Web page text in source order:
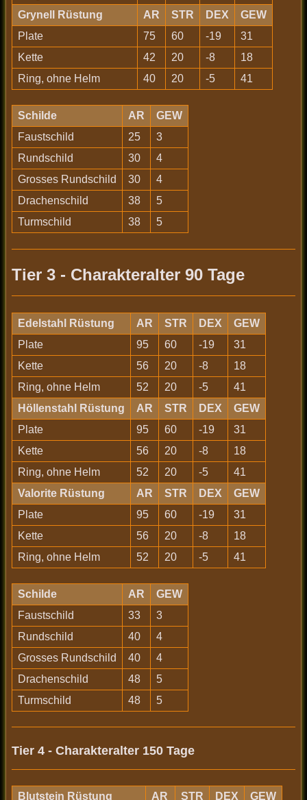
Grynell Rüstung
AR STR DEX
GEW
Plate
75 60 -19
31
Kette
42 20 -8
18
Ring, ohne Helm
40 20 -5 41
Schilde AR
GEW
Faustschild
25
3
Rundschild
30
4
Grosses Rundschild
30
4
Drachenschild
38
5
Turmschild
38 5
Tier 3 - Charakteralter 90 Tage
Edelstahl Rüstung AR STR DEX
GEW
Plate
95 60 -19
31
Kette
56 20 -8
18
Ring, ohne Helm
52 20 -5
41
Höllenstahl Rüstung
AR STR DEX
GEW
Plate
95 60 -19
31
Kette
56 20 -8
18
Ring, ohne Helm
52 20 -5
41
Valorite Rüstung
AR STR DEX
GEW
Plate
95 60 -19
31
Kette
56 20 -8
18
Ring, ohne Helm
52 20 -5 41
Schilde AR
GEW
Faustschild
33
3
Rundschild
40
4
Grosses Rundschild
40
4
Drachenschild
48
5
Turmschild
48 5
Tier 4 - Charakteralter 150 Tage
Blutstein Rüstung AR STR DEX GEW